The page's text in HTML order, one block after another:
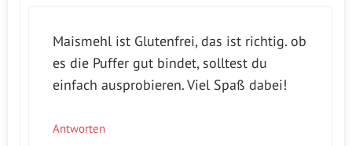
Maismehl ist Glutenfrei, das ist richtig. ob
es die Puffer gut bindet, solltest du
einfach ausprobieren. Viel Spaß dabei!
Antworten